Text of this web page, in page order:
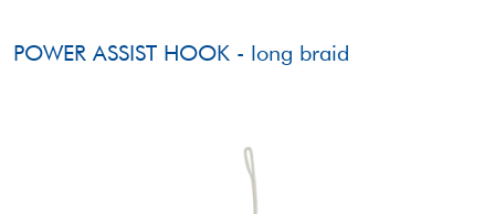
POWER ASSIST HOOK - long braid